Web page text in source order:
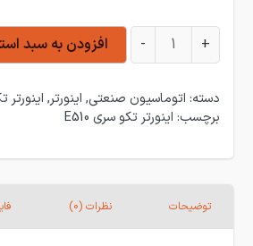
اینورتر 2.2 کیلووات سه فاز تکو سری E510 مدل E510-403-H3 عدد
+
- افزودن به سبد
دسته: اتوماسیون صنعتی, اینورتر, اینورتر
برچسب: اینورتر تکو سری E510
توضیحات نظرات (0)